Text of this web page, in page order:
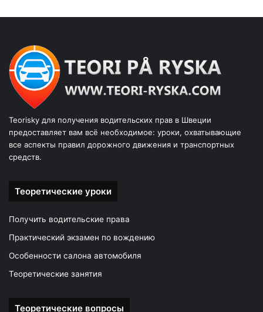
Teorisky для получения водительских прав в Швеции
предоставляет вам всё необходимое: уроки, охватывающие
все аспекты правил дорожного движения и транспортных
средств.
Теоретические уроки
Получить водительские права
Практический экзамен по вождению
Особенности салона автомобиля
Теоретические занятия
Теоретические вопросы